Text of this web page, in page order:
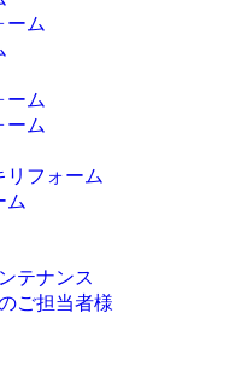
ーム
ーム
ーム
リフォーム
ム
テナンス
ご担当者様